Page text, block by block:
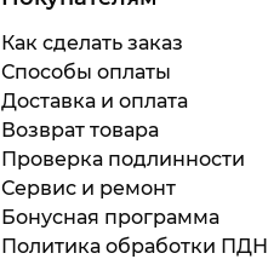
Как сделать заказ
Способы оплаты
Доставка и оплата
Возврат товара
Проверка подлинности
Сервис и ремонт
Бонусная программа
Политика обработки ПДН